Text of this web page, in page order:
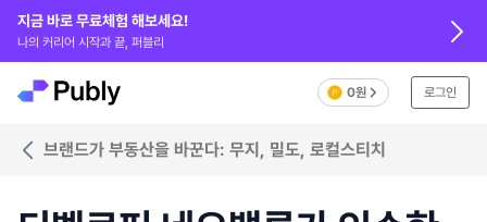
지금 바로 무료체험 해보세요!
나의 커리어 시작과 끝, 퍼블리
0원 로그인
브랜드가 부동산을 바꾼다: 무지, 밀도, 로컬스티치